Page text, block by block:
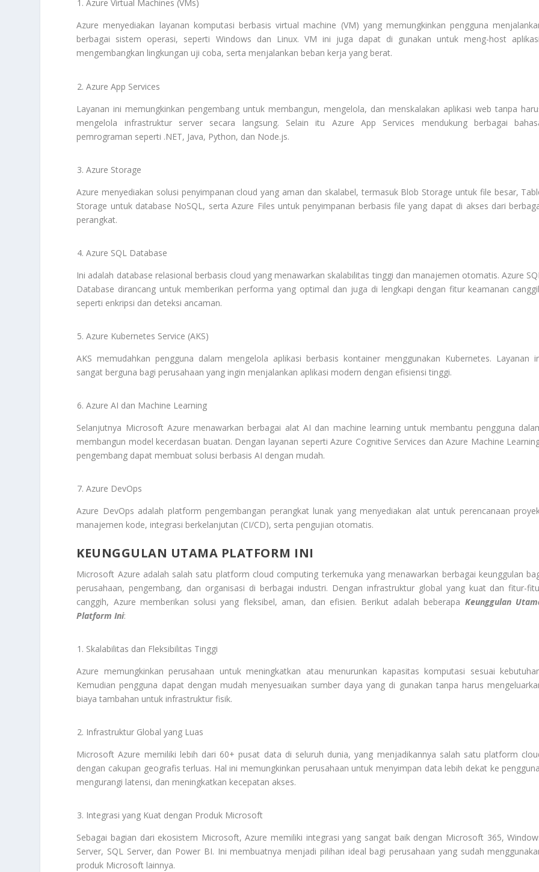
Azure Virtual Machines (VMs)
Azure menyediakan layanan komputasi berbasis virtual machine (VM) yang memungkinkan pengguna
berbagai sistem operasi, seperti Windows dan Linux. VM ini juga dapat di gunakan untuk meng-host
mengembangkan lingkungan uji coba, serta menjalankan beban kerja yang berat.
Azure App Services
Layanan ini memungkinkan pengembang untuk membangun, mengelola, dan menskalakan aplikasi web tanpa
mengelola infrastruktur server secara langsung. Selain itu Azure App Services mendukung berbagai
pemrograman seperti .NET, Java, Python, dan Node.js.
Azure Storage
Azure menyediakan solusi penyimpanan cloud yang aman dan skalabel, termasuk Blob Storage untuk file besar,
Storage untuk database NoSQL, serta Azure Files untuk penyimpanan berbasis file yang dapat di akses dari
perangkat.
Azure SQL Database
Ini adalah database relasional berbasis cloud yang menawarkan skalabilitas tinggi dan manajemen otomatis. Azure
Database dirancang untuk memberikan performa yang optimal dan juga di lengkapi dengan fitur keamanan
seperti enkripsi dan deteksi ancaman.
Azure Kubernetes Service (AKS)
AKS memudahkan pengguna dalam mengelola aplikasi berbasis kontainer menggunakan Kubernetes. Layanan
sangat berguna bagi perusahaan yang ingin menjalankan aplikasi modern dengan efisiensi tinggi.
Azure AI dan Machine Learning
Selanjutnya Microsoft Azure menawarkan berbagai alat AI dan machine learning untuk membantu pengguna
membangun model kecerdasan buatan. Dengan layanan seperti Azure Cognitive Services dan Azure Machine
pengembang dapat membuat solusi berbasis AI dengan mudah.
Azure DevOps
Azure DevOps adalah platform pengembangan perangkat lunak yang menyediakan alat untuk perencanaan
manajemen kode, integrasi berkelanjutan (CI/CD), serta pengujian otomatis.
KEUNGGULAN UTAMA PLATFORM INI
Microsoft Azure adalah salah satu platform cloud computing terkemuka yang menawarkan berbagai keunggulan
perusahaan, pengembang, dan organisasi di berbagai industri. Dengan infrastruktur global yang kuat dan fitur-
canggih, Azure memberikan solusi yang fleksibel, aman, dan efisien. Berikut adalah beberapa Keunggulan
Platform Ini:
Skalabilitas dan Fleksibilitas Tinggi
Azure memungkinkan perusahaan untuk meningkatkan atau menurunkan kapasitas komputasi sesuai
Kemudian pengguna dapat dengan mudah menyesuaikan sumber daya yang di gunakan tanpa harus
biaya tambahan untuk infrastruktur fisik.
Infrastruktur Global yang Luas
Microsoft Azure memiliki lebih dari 60+ pusat data di seluruh dunia, yang menjadikannya salah satu platform
dengan cakupan geografis terluas. Hal ini memungkinkan perusahaan untuk menyimpan data lebih dekat ke
mengurangi latensi, dan meningkatkan kecepatan akses.
Integrasi yang Kuat dengan Produk Microsoft
Sebagai bagian dari ekosistem Microsoft, Azure memiliki integrasi yang sangat baik dengan Microsoft 365,
Server, SQL Server, dan Power BI. Ini membuatnya menjadi pilihan ideal bagi perusahaan yang sudah
produk Microsoft lainnya.